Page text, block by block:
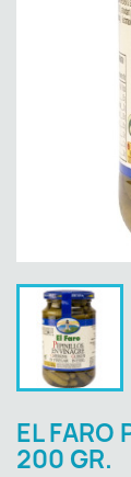
EL FARO
200 GR.